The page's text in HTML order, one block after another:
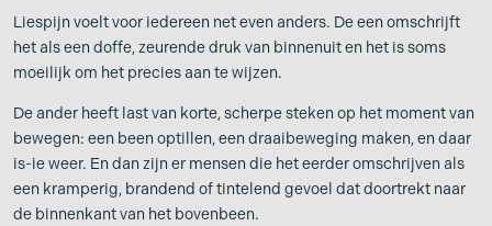
Liespijn voelt voor iedereen net even anders. De een omschrijft
het als een doffe, zeurende druk van binnenuit en het is soms
moeilijk om het precies aan te wijzen.
De ander heeft last van korte, scherpe steken op het moment van
bewegen: een been optillen, een draaibeweging maken, en daar
is-ie weer. En dan zijn er mensen die het eerder omschrijven als
een kramperig, brandend of tintelend gevoel dat doortrekt naar
de binnenkant van het bovenbeen.